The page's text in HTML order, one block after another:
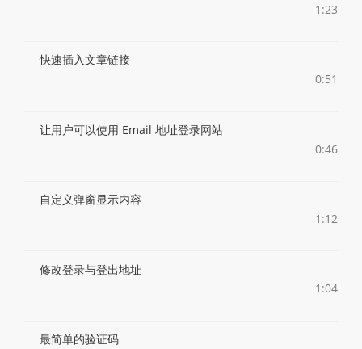
1:23
快速插入文章链接
0:51
让用户可以使用 Email 地址登录网站
0:46
自定义弹窗显示内容
1:12
修改登录与登出地址
1:04
最简单的验证码